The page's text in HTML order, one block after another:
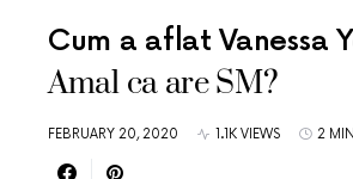
Cum a aflat Vanessa
Amal ca are SM?
FEBRUARY 20, 2020 1.1K VIEWS 2